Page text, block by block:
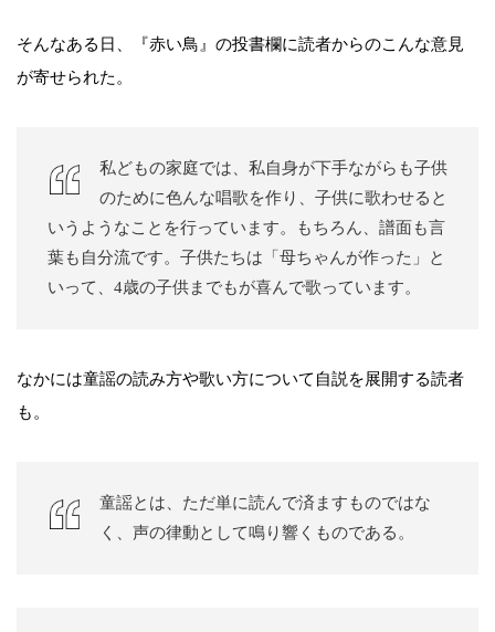
そんなある日、『赤い鳥』の投書欄に読者からのこんな意見
が寄せられた。
私どもの家庭では、私自身が下手ながらも子供
のために色んな唱歌を作り、子供に歌わせると
いうようなことを行っています。もちろん、譜面も言
葉も自分流です。子供たちは「母ちゃんが作った」と
いって、4歳の子供までもが喜んで歌っています。
なかには童謡の読み方や歌い方について自説を展開する読者
も。
童謡とは、ただ単に読んで済ますものではな
く、声の律動として鳴り響くものである。